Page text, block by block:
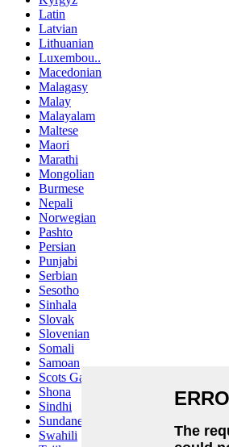
Latin
Latvian
Lithuanian
Luxembou..
Macedonian
Malagasy
Malay
Malayalam
Maltese
Maori
Marathi
Mongolian
Burmese
Nepali
Norwegian
Pashto
Persian
Punjabi
Serbian
Sesotho
Sinhala
Slovak
Slovenian
Somali
Samoan
Scots Gaelic
Shona
Sindhi
Sundanese
Swahili